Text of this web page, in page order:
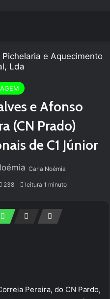
e Afonso
(CN Prado)
de C1 Júnior
Carla Noémia
238 leitura 1 minuto
Pereira, do CN Pardo,